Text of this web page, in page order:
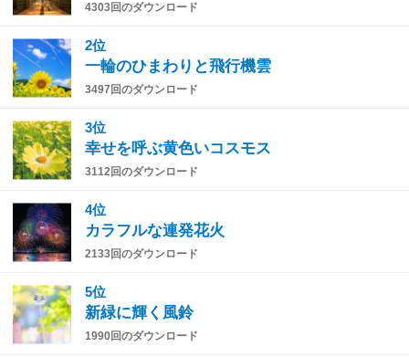
4303回のダウンロード
2位
一輪のひまわりと飛行機雲
3497回のダウンロード
3位
幸せを呼ぶ黄色いコスモス
3112回のダウンロード
4位
カラフルな連発花火
2133回のダウンロード
5位
新緑に輝く風鈴
1990回のダウンロード